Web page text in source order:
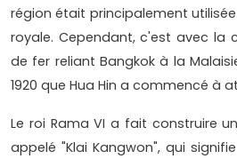
région était principalement
royale. Cependant, c'est avec la
de fer reliant Bangkok à la
1920 que Hua Hin a commencé à
Le roi Rama VI a fait construire
appelé "Klai Kangwon", qui